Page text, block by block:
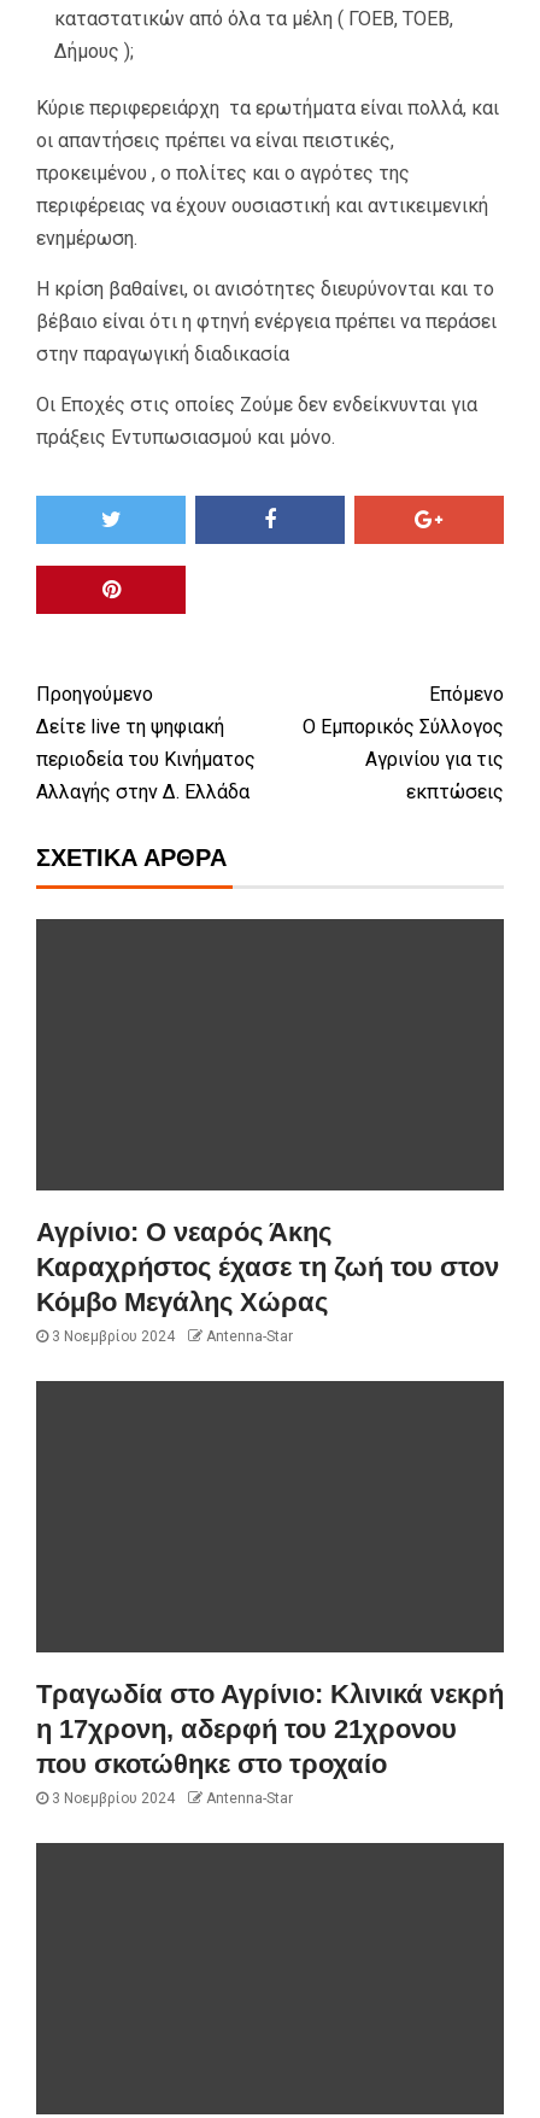
καταστατικών από όλα τα μέλη ( ΓΟΕΒ, ΤΟΕΒ,
Δήμους );
Κύριε περιφερειάρχη τα ερωτήματα είναι πολλά, και
οι απαντήσεις πρέπει να είναι πειστικές,
προκειμένου , ο πολίτες και ο αγρότες της
περιφέρειας να έχουν ουσιαστική και αντικειμενική
ενημέρωση.
Η κρίση βαθαίνει, οι ανισότητες διευρύνονται και το
βέβαιο είναι ότι η φτηνή ενέργεια πρέπει να περάσει
στην παραγωγική διαδικασία
Οι Εποχές στις οποίες Ζούμε δεν ενδείκνυνται για
πράξεις Εντυπωσιασμού και μόνο.
Προηγούμενο
Δείτε live τη ψηφιακή
περιοδεία του Κινήματος
Αλλαγής στην Δ. Ελλάδα
Επόμενο
Ο Εμπορικός Σύλλογος
Αγρινίου για τις
εκπτώσεις
ΣΧΕΤΙΚΆ ΆΡΘΡΑ
Αγρίνιο: Ο νεαρός Άκης
Καραχρήστος έχασε τη ζωή του στον
Κόμβο Μεγάλης Χώρας
3 Νοεμβρίου 2024 Antenna-Star
Τραγωδία στο Αγρίνιο: Κλινικά νεκρή
η 17χρονη, αδερφή του 21χρονου
που σκοτώθηκε στο τροχαίο
3 Νοεμβρίου 2024 Antenna-Star